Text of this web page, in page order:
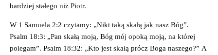
bardziej stałego niż Piotr.
W 1 Samuela 2:2 czytamy: „Nikt taką skałą jak nasz Bóg”.
Psalm 18:3: „Pan skałą moją, Bóg mój opoką moją, na której
polegam”. Psalm 18:32: „Kto jest skałą prócz Boga naszego?” A